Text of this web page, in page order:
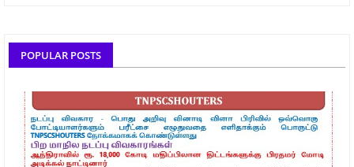
POPULAR POSTS